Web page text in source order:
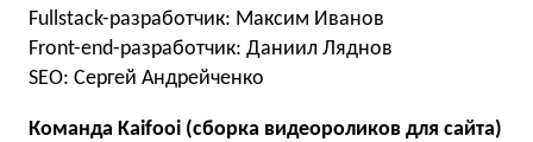
Fullstack-разработчик: Максим Иванов
Front-end-разработчик: Даниил Ляднов
SEO: Сергей Андрейченко
Команда Kaifooi (сборка видеороликов для сайта)